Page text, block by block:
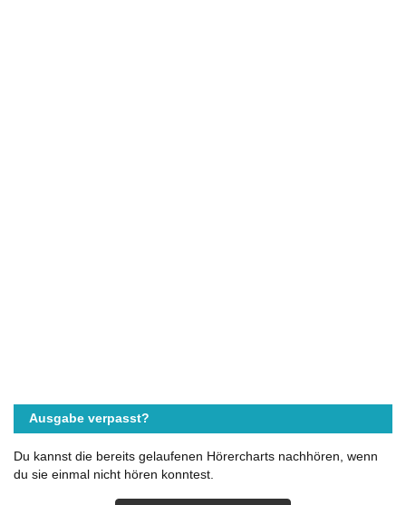
Ausgabe verpasst?
Du kannst die bereits gelaufenen Hörercharts nachhören, wenn
du sie einmal nicht hören konntest.